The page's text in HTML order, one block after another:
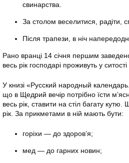
свинарства.
За столом веселитися, радіти,
Після трапези, в ніч
Рано вранці 14 січня першим заведено
весь рік господарі проживуть у ситості
У книзі «Русский народный
що в Щедрий вечір потрібно їсти
весь рік, ставити на стіл багату
рік. За прикметами в ній мають бути:
горіхи — до здоров’я;
мед — до гарних новин;